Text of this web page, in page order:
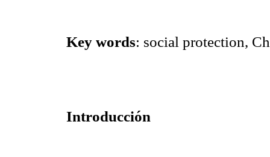
Key words: social protection,
Introducción